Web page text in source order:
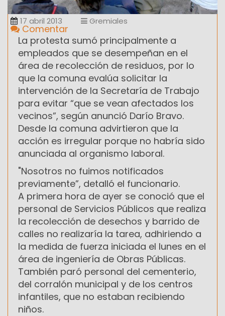
17 abril 2013 Gremiales
Comentar
La protesta sumó principalmente a
empleados que se desempeñan en el
área de recolección de residuos, por lo
que la comuna evalúa solicitar la
intervención de la Secretaría de Trabajo
para evitar “que se vean afectados los
vecinos”, según anunció Darío Bravo.
Desde la comuna advirtieron que la
acción es irregular porque no habría sido
anunciada al organismo laboral.
"Nosotros no fuimos notificados
previamente”, detalló el funcionario.
A primera hora de ayer se conoció que el
personal de Servicios Públicos que realiza
la recolección de desechos y barrido de
calles no realizaría la tarea, adhiriendo a
la medida de fuerza iniciada el lunes en el
área de ingeniería de Obras Públicas.
También paró personal del cementerio,
del corralón municipal y de los centros
infantiles, que no estaban recibiendo
niños.